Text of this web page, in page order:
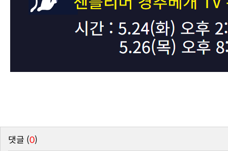
댓글 (0)